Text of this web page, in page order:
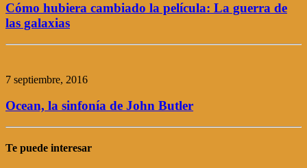
Cómo hubiera cambiado la película: La guerra de
las galaxias
7 septiembre, 2016
Ocean, la sinfonía de John Butler
Te puede interesar